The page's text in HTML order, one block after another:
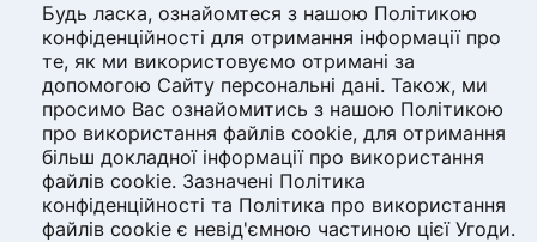
Будь ласка, ознайомтеся з нашою Політикою
конфіденційності для отримання інформації про
те, як ми використовуємо отримані за
допомогою Сайту персональні дані. Також, ми
просимо Вас ознайомитись з нашою Політикою
про використання файлів cookie, для отримання
більш докладної інформації про використання
файлів cookie. Зазначені Політика
конфіденційності та Політика про використання
файлів cookie є невід'ємною частиною цієї Угоди.